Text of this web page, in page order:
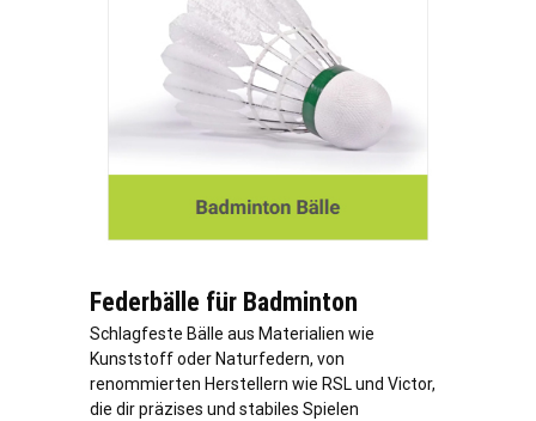
Federbälle für Badminton
Schlagfeste Bälle aus Materialien wie
Kunststoff oder Naturfedern, von
renommierten Herstellern wie RSL und Victor,
die dir präzises und stabiles Spielen